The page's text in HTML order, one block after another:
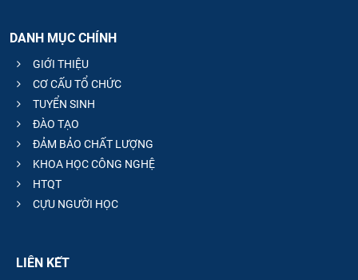
DANH MỤC CHÍNH
GIỚI THIỆU
CƠ CẤU TỔ CHỨC
TUYỂN SINH
ĐÀO TẠO
ĐẢM BẢO CHẤT LƯỢNG
KHOA HỌC CÔNG NGHỆ
HTQT
CỰU NGƯỜI HỌC
LIÊN KẾT